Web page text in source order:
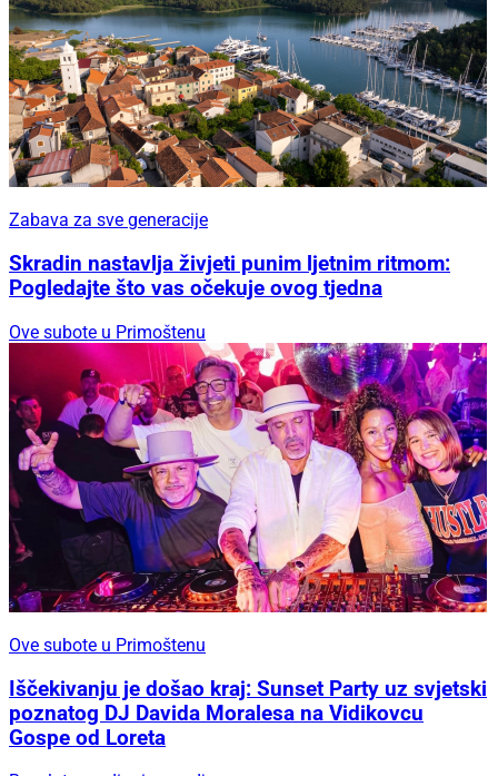
Zabava za sve generacije
Skradin nastavlja živjeti punim ljetnim ritmom:
Pogledajte što vas očekuje ovog tjedna
Ove subote u Primoštenu
Ove subote u Primoštenu
Iščekivanju je došao kraj: Sunset Party uz svjetski
poznatog DJ Davida Moralesa na Vidikovcu
Gospe od Loreta